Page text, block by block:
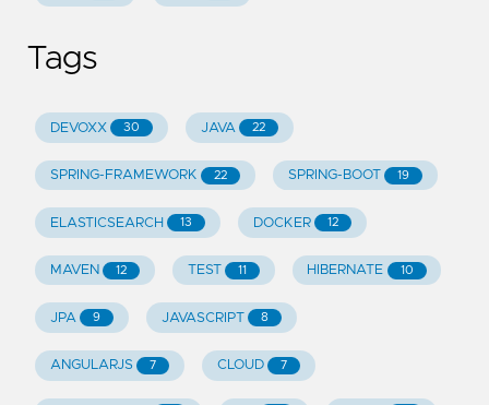
Tags
DEVOXX 30 JAVA 22
SPRING-FRAMEWORK 22 SPRING-BOOT 19
ELASTICSEARCH 13 DOCKER 12
MAVEN 12 TEST 11 HIBERNATE 10
JPA 9 JAVASCRIPT 8
ANGULARJS 7 CLOUD 7